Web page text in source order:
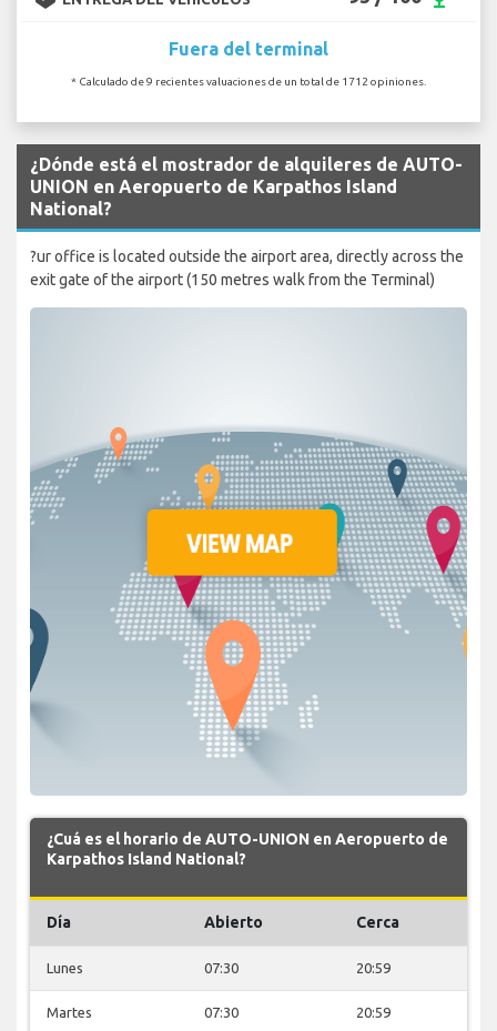
Fuera del terminal
* Calculado de 9 recientes valuaciones de un total de 1712 opiniones.
¿Dónde está el mostrador de alquileres de AUTO-
UNION en Aeropuerto de Karpathos Island
National?
?ur office is located outside the airport area, directly across the
exit gate of the airport (150 metres walk from the Terminal)
¿Cuá es el horario de AUTO-UNION en Aeropuerto de
Karpathos Island National?
Día Abierto Cerca
Lunes 07:30 20:59
Martes 07:30 20:59